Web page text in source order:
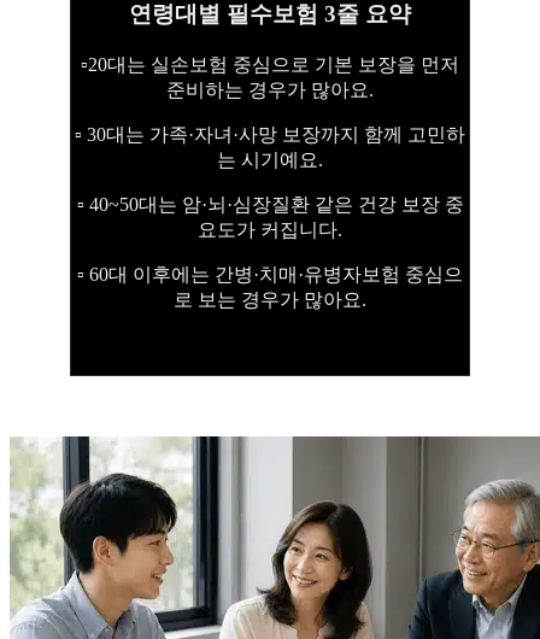
연령대별 필수보험 3줄 요약
▫️20대는 실손보험 중심으로 기본 보장을 먼저
준비하는 경우가 많아요.
▫️ 30대는 가족·자녀·사망 보장까지 함께 고민하
는 시기예요.
▫️ 40~50대는 암·뇌·심장질환 같은 건강 보장 중
요도가 커집니다.
▫️ 60대 이후에는 간병·치매·유병자보험 중심으
로 보는 경우가 많아요.